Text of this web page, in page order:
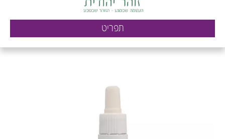
תפריט
סירופ סמבוק - העוצמה
שבמגע - הזוהר שבטבע -